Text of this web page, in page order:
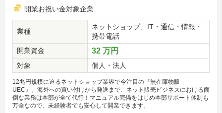
開業お祝い金対象企業
業種
ネットショップ、IT・通信・情報・
携帯電話
開業資金
32 万円
対象 個人・法人
12兆円規模に迫るネットショップ業界で今注目の『無在庫物販
UEC』。海外への買い付けから発送まで、ネット販売ビジネスにおける面
倒な業務は本部が全て代行！マニュアル完備をはじめ本部サポート体制も
万全なので、未経験者でも安心して開業できます。